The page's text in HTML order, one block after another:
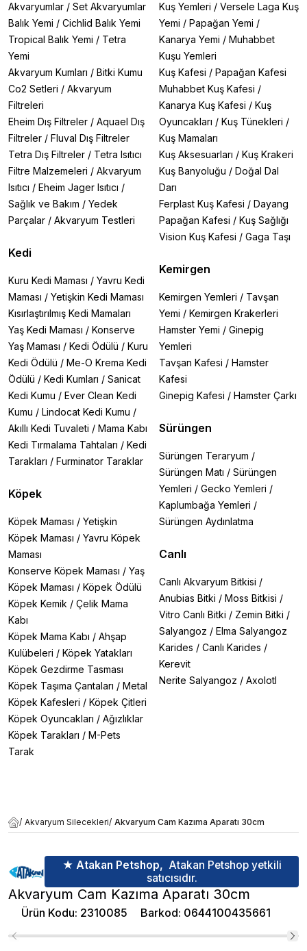
Akvaryumlar / Set Akvaryumlar
Balık Yemi / Cichlid Balık Yemi
Tropical Balık Yemi / Tetra
Yemi
Akvaryum Kumları / Bitki Kumu
Co2 Setleri / Akvaryum
Filtreleri
Eheim Dış Filtreler / Aquael Dış
Filtreler / Fluval Dış Filtreler
Tetra Dış Filtreler / Tetra Isıtıcı
Filtre Malzemeleri / Akvaryum
Isıtıcı / Eheim Jager Isıtıcı /
Sağlık ve Bakım / Yedek
Parçalar / Akvaryum Testleri
Kedi
Kuru Kedi Maması / Yavru Kedi
Maması / Yetişkin Kedi Maması
Kısırlaştırılmış Kedi Mamaları
Yaş Kedi Maması / Konserve
Yaş Maması / Kedi Ödülü / Kuru
Kedi Ödülü / Me-O Krema Kedi
Ödülü / Kedi Kumları / Sanicat
Kedi Kumu / Ever Clean Kedi
Kumu / Lindocat Kedi Kumu /
Akıllı Kedi Tuvaleti / Mama Kabı
Kedi Tırmalama Tahtaları / Kedi
Tarakları / Furminator Taraklar
Köpek
Köpek Maması / Yetişkin
Köpek Maması / Yavru Köpek
Maması
Konserve Köpek Maması / Yaş
Köpek Maması / Köpek Ödülü
Köpek Kemik / Çelik Mama
Kabı
Köpek Mama Kabı / Ahşap
Kulübeleri / Köpek Yatakları
Köpek Gezdirme Tasması
Köpek Taşıma Çantaları / Metal
Köpek Kafesleri / Köpek Çitleri
Köpek Oyuncakları / Ağızlıklar
Köpek Tarakları / M-Pets
Tarak
Kuş Yemleri / Versele Laga Kuş
Yemi / Papağan Yemi /
Kanarya Yemi / Muhabbet
Kuşu Yemleri
Kuş Kafesi / Papağan Kafesi
Muhabbet Kuş Kafesi /
Kanarya Kuş Kafesi / Kuş
Oyuncakları / Kuş Tünekleri /
Kuş Mamaları
Kuş Aksesuarları / Kuş Krakeri
Kuş Banyoluğu / Doğal Dal
Darı
Ferplast Kuş Kafesi / Dayang
Papağan Kafesi / Kuş Sağlığı
Vision Kuş Kafesi / Gaga Taşı
Kemirgen
Kemirgen Yemleri / Tavşan
Yemi / Kemirgen Krakerleri
Hamster Yemi / Ginepig
Yemleri
Tavşan Kafesi / Hamster
Kafesi
Ginepig Kafesi / Hamster Çarkı
Sürüngen
Sürüngen Teraryum /
Sürüngen Matı / Sürüngen
Yemleri / Gecko Yemleri /
Kaplumbağa Yemleri /
Sürüngen Aydınlatma
Canlı
Canlı Akvaryum Bitkisi /
Anubias Bitki / Moss Bitkisi /
Vitro Canlı Bitki / Zemin Bitki /
Salyangoz / Elma Salyangoz
Karides / Canlı Karides /
Kerevit
Nerite Salyangoz / Axolotl
/ Akvaryum Silecekleri/ Akvaryum Cam Kazıma Aparatı 30cm
★ Atakan Petshop, Atakan Petshop yetkili
satıcısıdır.
Akvaryum Cam Kazıma Aparatı 30cm
Ürün Kodu: 2310085 Barkod: 0644100435661